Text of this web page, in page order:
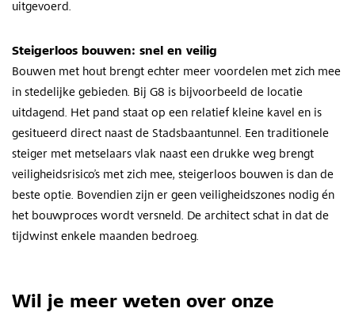
uitgevoerd.
Steigerloos bouwen: snel en veilig
Bouwen met hout brengt echter meer voordelen met zich mee
in stedelijke gebieden. Bij G8 is bijvoorbeeld de locatie
uitdagend. Het pand staat op een relatief kleine kavel en is
gesitueerd direct naast de Stadsbaantunnel. Een traditionele
steiger met metselaars vlak naast een drukke weg brengt
veiligheidsrisico’s met zich mee, steigerloos bouwen is dan de
beste optie. Bovendien zijn er geen veiligheidszones nodig én
het bouwproces wordt versneld. De architect schat in dat de
tijdwinst enkele maanden bedroeg.
Wil je meer weten over onze